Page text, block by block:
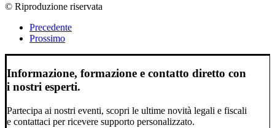
© Riproduzione riservata
Precedente
Prossimo
Informazione, formazione e contatto diretto con
i nostri esperti.
Partecipa ai nostri eventi, scopri le ultime novità legali e fiscali
e contattaci per ricevere supporto personalizzato.